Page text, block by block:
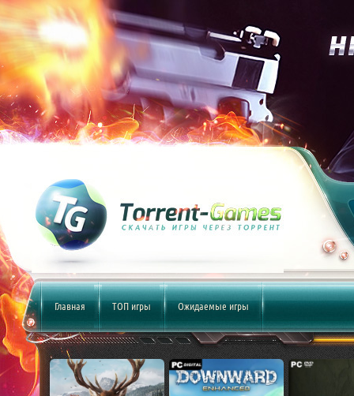
Главная ТОП игры Ожидаемые игры